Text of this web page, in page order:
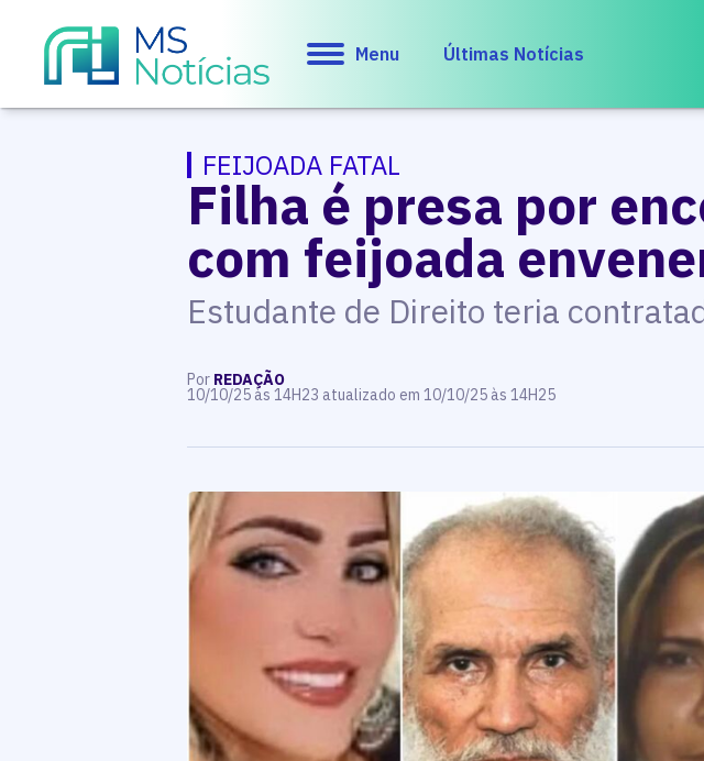
Menu Últimas Notícias
FEIJOADA FATAL
Filha é presa por
com feijoada
Estudante de Direito teria
Por REDAÇÃO
10/10/25 às 14H23 atualizado em 10/10/25 às 14H25